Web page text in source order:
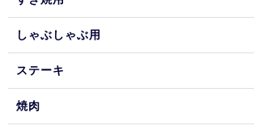
しゃぶしゃぶ用
ステーキ
焼肉